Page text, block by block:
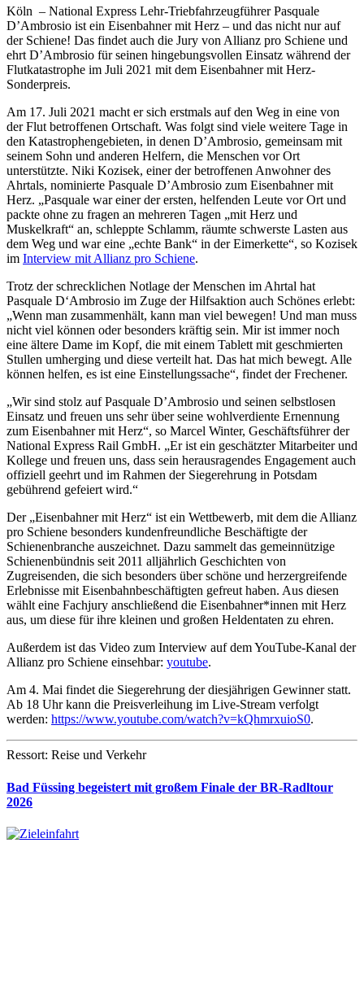
Köln – National Express Lehr-Triebfahrzeugführer Pasquale
D’Ambrosio ist ein Eisenbahner mit Herz – und das nicht nur auf
der Schiene! Das findet auch die Jury von Allianz pro Schiene und
ehrt D’Ambrosio für seinen hingebungsvollen Einsatz während der
Flutkatastrophe im Juli 2021 mit dem Eisenbahner mit Herz-
Sonderpreis.
Am 17. Juli 2021 macht er sich erstmals auf den Weg in eine von
der Flut betroffenen Ortschaft. Was folgt sind viele weitere Tage in
den Katastrophengebieten, in denen D’Ambrosio, gemeinsam mit
seinem Sohn und anderen Helfern, die Menschen vor Ort
unterstützte. Niki Kozisek, einer der betroffenen Anwohner des
Ahrtals, nominierte Pasquale D’Ambrosio zum Eisenbahner mit
Herz. „Pasquale war einer der ersten, helfenden Leute vor Ort und
packte ohne zu fragen an mehreren Tagen „mit Herz und
Muskelkraft“ an, schleppte Schlamm, räumte schwerste Lasten aus
dem Weg und war eine „echte Bank“ in der Eimerkette“, so Kozisek
im Interview mit Allianz pro Schiene.
Trotz der schrecklichen Notlage der Menschen im Ahrtal hat
Pasquale D‘Ambrosio im Zuge der Hilfsaktion auch Schönes erlebt:
„Wenn man zusammenhält, kann man viel bewegen! Und man muss
nicht viel können oder besonders kräftig sein. Mir ist immer noch
eine ältere Dame im Kopf, die mit einem Tablett mit geschmierten
Stullen umherging und diese verteilt hat. Das hat mich bewegt. Alle
können helfen, es ist eine Einstellungssache“, findet der Frechener.
„Wir sind stolz auf Pasquale D’Ambrosio und seinen selbstlosen
Einsatz und freuen uns sehr über seine wohlverdiente Ernennung
zum Eisenbahner mit Herz“, so Marcel Winter, Geschäftsführer der
National Express Rail GmbH. „Er ist ein geschätzter Mitarbeiter und
Kollege und freuen uns, dass sein herausragendes Engagement auch
offiziell geehrt und im Rahmen der Siegerehrung in Potsdam
gebührend gefeiert wird.“
Der „Eisenbahner mit Herz“ ist ein Wettbewerb, mit dem die Allianz
pro Schiene besonders kundenfreundliche Beschäftigte der
Schienenbranche auszeichnet. Dazu sammelt das gemeinnützige
Schienenbündnis seit 2011 alljährlich Geschichten von
Zugreisenden, die sich besonders über schöne und herzergreifende
Erlebnisse mit Eisenbahnbeschäftigten gefreut haben. Aus diesen
wählt eine Fachjury anschließend die Eisenbahner*innen mit Herz
aus, um diese für ihre kleinen und großen Heldentaten zu ehren.
Außerdem ist das Video zum Interview auf dem YouTube-Kanal der
Allianz pro Schiene einsehbar: youtube.
Am 4. Mai findet die Siegerehrung der diesjährigen Gewinner statt.
Ab 18 Uhr kann die Preisverleihung im Live-Stream verfolgt
werden: https://www.youtube.com/watch?v=kQhmrxuioS0.
Ressort: Reise und Verkehr
Bad Füssing begeistert mit großem Finale der BR-Radltour
2026